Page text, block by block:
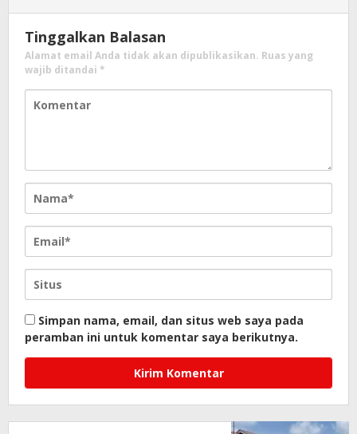
Tinggalkan Balasan
Alamat email Anda tidak akan dipublikasikan. Ruas yang
wajib ditandai *
Simpan nama, email, dan situs web saya pada
peramban ini untuk komentar saya berikutnya.